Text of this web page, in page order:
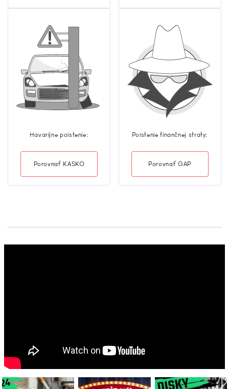
Havaríjne poistenie:
Porovnať KASKO
Poistenie finančnej straty:
Porovnať GAP